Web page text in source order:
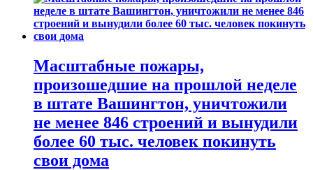
Масштабные пожары,
произошедшие на прошлой неделе
в штате Вашингтон, уничтожили
не менее 846 строений и вынудили
более 60 тыс. человек покинуть
свои дома